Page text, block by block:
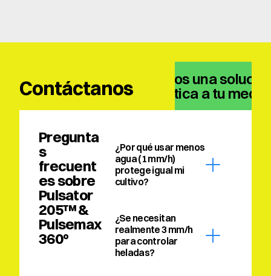
Contáctanos Tenemos una
climática a tu
Pregunta
s
frecuent
es sobre
Pulsator
205™ &
Pulsemax
360º
¿Por qué usar menos
agua (1 mm/h)
protege igual mi
cultivo?
¿Se necesitan
realmente 3 mm/h
para controlar
heladas?